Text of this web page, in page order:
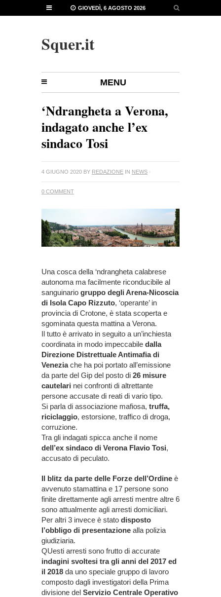
GIOVEDÌ, 6 AGOSTO 2026
Squer.it
MENU
‘Ndrangheta a Verona,
indagato anche l’ex
sindaco Tosi
4 GIUGNO 2020 BY REDAZIONE IN NEWS ·
0 COMMENT
Una cosca della ‘ndrangheta calabrese
autonoma ma facilmente riconducibile al
sanguinario gruppo degli Arena-Nicoscia
di Isola Capo Rizzuto, ‘operante’ in
provincia di Crotone, è stata scoperta e
sgominata questa mattina a Verona.
Il tutto è arrivato in seguito a un’inchiesta
coordinata in modo impeccabile dalla
Direzione Distrettuale Antimafia di
Veneziache ha poi portato all’emissione
da parte del Gip del posto di 26 misure
cautelari nei confronti di altrettante
persone accusate di reati di vario tipo.
Si parla di associazione mafiosa, truffa,
riciclaggio, estorsione, traffico di droga,
corruzione.
Tra gli indagati spicca anche il nome
dell’ex sindaco di Verona Flavio Tosi,
accusato di peculato.
Il blitz da parte delle Forze dell’Ordine è
avvenuto stamattina e 17 persone sono
finite direttamente agli arresti mentre altre 6
sono attualmente agli arresti domiciliari.
Per altri 3 invece è stato disposto
l’obbligo di presentazione alla polizia
giudiziaria.
QUesti arresti sono frutto di accurate
indagini svoltesi tra gli anni del 2017 ed
il 2018 da uno speciale gruppo di lavoro
composto dagli investigatori della Prima
divisione del Servizio Centrale Operativo